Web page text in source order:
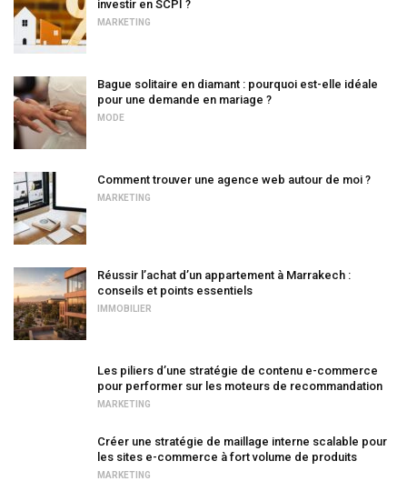
investir en SCPI ?
MARKETING
Bague solitaire en diamant : pourquoi est-elle idéale
pour une demande en mariage ?
MODE
Comment trouver une agence web autour de moi ?
MARKETING
Réussir l’achat d’un appartement à Marrakech :
conseils et points essentiels
IMMOBILIER
Les piliers d’une stratégie de contenu e-commerce
pour performer sur les moteurs de recommandation
MARKETING
Créer une stratégie de maillage interne scalable pour
les sites e-commerce à fort volume de produits
MARKETING